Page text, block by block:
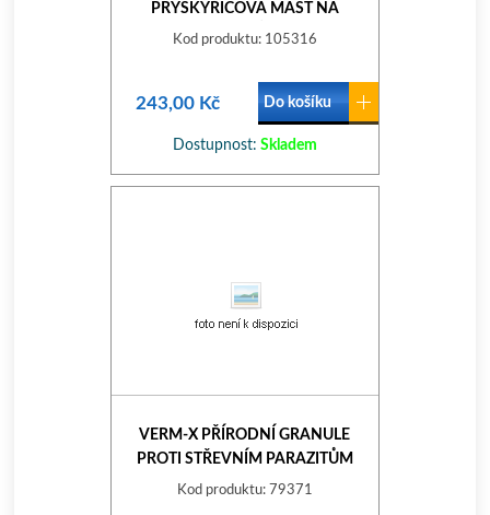
PRYSKYŘICOVÁ MAST NA
PORANĚNÍ KŮŽE 10ML
Kod produktu: 105316
243,00 Kč Do košíku
Dostupnost: Skladem
VERM-X PŘÍRODNÍ GRANULE
PROTI STŘEVNÍM PARAZITŮM
PRO KOČKY 120G
Kod produktu: 79371